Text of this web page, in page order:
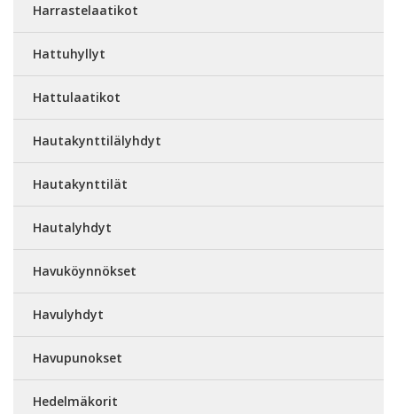
Harrastelaatikot
Hattuhyllyt
Hattulaatikot
Hautakynttilälyhdyt
Hautakynttilät
Hautalyhdyt
Havuköynnökset
Havulyhdyt
Havupunokset
Hedelmäkorit